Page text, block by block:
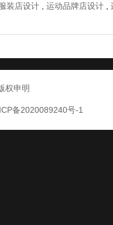
装店设计 运动品牌店设计
权申明
备2020089240号-1